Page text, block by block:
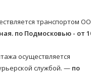
транспортом
по Подмосковью - от
осуществляется
службой. — по